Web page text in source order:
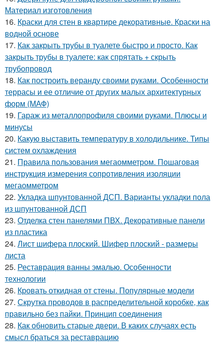
Материал изготовления
16. Краски для стен в квартире декоративные. Краски на
водной основе
17. Как закрыть трубы в туалете быстро и просто. Как
закрыть трубы в туалете: как спрятать + скрыть
трубопровод
18. Как построить веранду своими руками. Особенности
террасы и ее отличие от других малых архитектурных
форм (МАФ)
19. Гараж из металлопрофиля своими руками. Плюсы и
минусы
20. Какую выставить температуру в холодильнике. Типы
систем охлаждения
21. Правила пользования мегаомметром. Пошаговая
инструкция измерения сопротивления изоляции
мегаомметром
22. Укладка шпунтованной ДСП. Варианты укладки пола
из шпунтованной ДСП
23. Отделка стен панелями ПВХ. Декоративные панели
из пластика
24. Лист шифера плоский. Шифер плоский - размеры
листа
25. Реставрация ванны эмалью. Особенности
технологии
26. Кровать откидная от стены. Популярные модели
27. Скрутка проводов в распределительной коробке, как
правильно без пайки. Принцип соединения
28. Как обновить старые двери. В каких случаях есть
смысл браться за реставрацию